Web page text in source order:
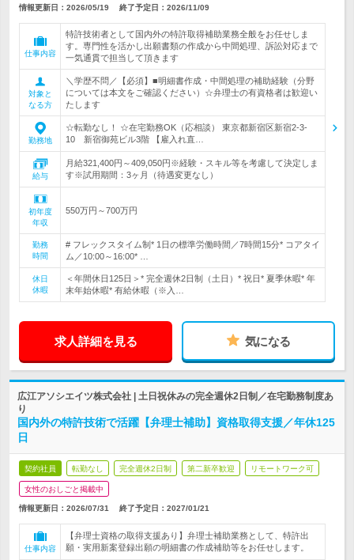
情報更新日：2026/05/19 終了予定日： 2026/11/09
仕事内容
特許技術者として国内外の特許取得補助業務全般をお任せしま
す。専門性を活かし出願書類の作成から中間処理、訴訟対応まで
一気通貫で担当して頂きます
対象と
なる方
＼学歴不問／【必須】■明細書作成・中間処理の補助経験（分野
については本文をご確認ください）☆弁理士の有資格者は歓迎い
たします
勤務地
☆転勤なし！ ☆在宅勤務OK（応相談） 東京都新宿区新宿2-3-
10 新宿御苑ビル3階 【雇入れ直…
給与
月給321,400円～409,050円※経験・スキル等を考慮して決定しま
す※試用期間：3ヶ月（待遇変更なし）
初年度
年収
550万円～700万円
勤務
時間
# フレックスタイム制* 1日の標準労働時間／7時間15分* コアタイ
ム／10:00～16:00* …
休日
休暇
＜年間休日125日＞* 完全週休2日制（土日）* 祝日* 夏季休暇* 年
末年始休暇* 有給休暇（※入…
求人詳細を見る 気になる
広江アソシエイツ株式会社 | 土日祝休みの完全週休2日制／在宅勤務制度あ
り
国内外の特許技術で活躍【弁理士補助】資格取得支援／年休125
日
契約社員 転勤なし 完全週休2日制 第二新卒歓迎 リモートワーク可
女性のおしごと掲載中
情報更新日：2026/07/31 終了予定日： 2027/01/21
仕事内容
【弁理士資格の取得支援あり】弁理士補助業務として、特許出
願・実用新案登録出願の明細書の作成補助等をお任せします。